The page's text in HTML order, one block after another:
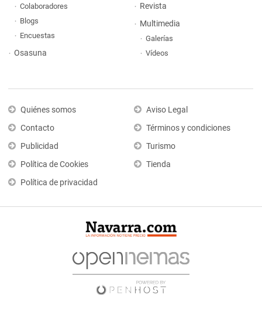
Colaboradores
Blogs
Encuestas
Osasuna
Revista
Multimedia
Galerías
Vídeos
Quiénes somos
Contacto
Publicidad
Política de Cookies
Política de privacidad
Aviso Legal
Términos y condiciones
Turismo
Tienda